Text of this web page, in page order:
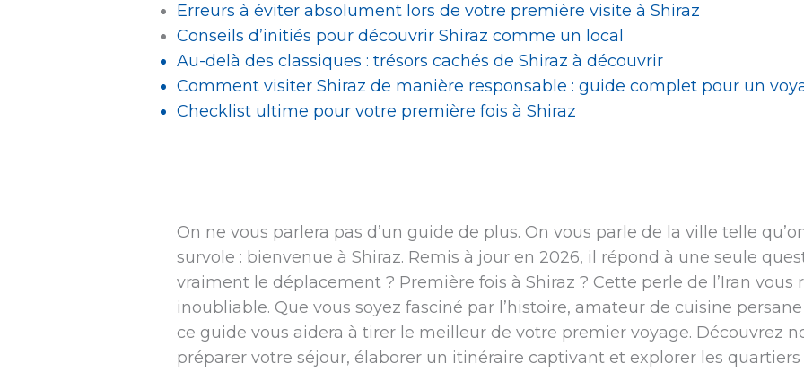
Erreurs à éviter absolument lors de votre première visite à Shiraz
Conseils d’initiés pour découvrir Shiraz comme un local
Au-delà des classiques : trésors cachés de Shiraz à découvrir
Comment visiter Shiraz de manière responsable : guide complet pour un
Checklist ultime pour votre première fois à Shiraz
On ne vous parlera pas d’un guide de plus. On vous parle de la ville telle
survole : bienvenue à Shiraz. Remis à jour en 2026, il répond à une seule
vraiment le déplacement ? Première fois à Shiraz ? Cette perle de l’Iran vous
inoubliable. Que vous soyez fasciné par l’histoire, amateur de cuisine
ce guide vous aidera à tirer le meilleur de votre premier voyage. Découvrez
préparer votre séjour, élaborer un itinéraire captivant et explorer les